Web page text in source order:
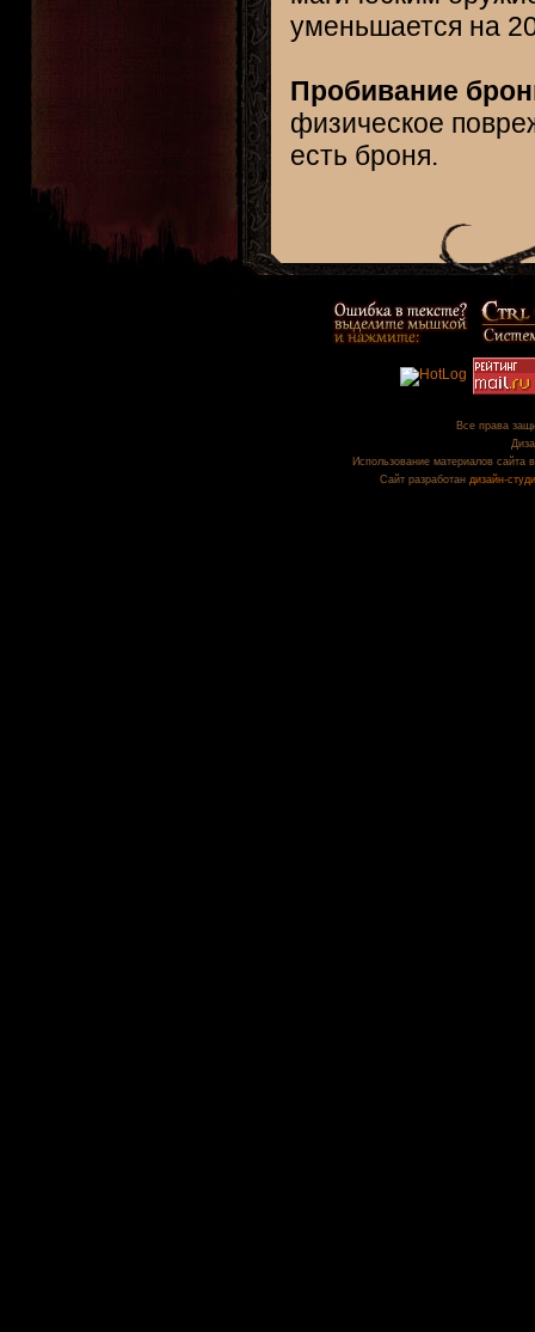
уменьшается на
Пробивание
физическое
есть броня.
Все права
Использование материалов сайта
Сайт разработан дизайн-